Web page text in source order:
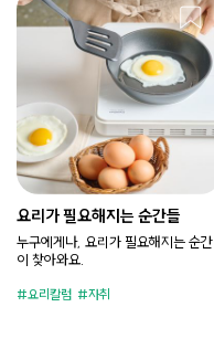
요리가 필요해지는 순간들
누구에게나, 요리가 필요해지는 순간
이 찾아와요.
요리칼럼 자취